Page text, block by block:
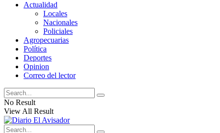
Actualidad
Locales
Nacionales
Policiales
Agropecuarias
Política
Deportes
Opinion
Correo del lector
No Result
View All Result